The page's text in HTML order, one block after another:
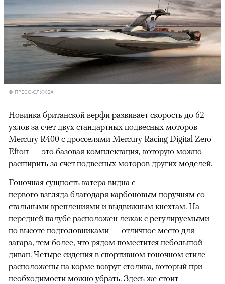
© ПРЕСС-СЛУЖБА
Новинка британской верфи развивает скорость до 62
узлов за счет двух стандартных подвесных моторов
Mercury R400 с дросселями Mercury Racing Digital Zero
Effort — это базовая комплектация, которую можно
расширить за счет подвесных моторов других моделей.
Гоночная сущность катера видна с
первого взгляда благодаря карбоновым поручням со
стальными креплениями и выдвижным кнехтам. На
передней палубе расположен лежак с регулируемыми
по высоте подголовниками — отличное место для
загара, тем более, что рядом поместится небольшой
диван. Четыре сидения в спортивном гоночном стиле
расположены на корме вокруг столика, который при
необходимости можно убрать. Здесь же стоит